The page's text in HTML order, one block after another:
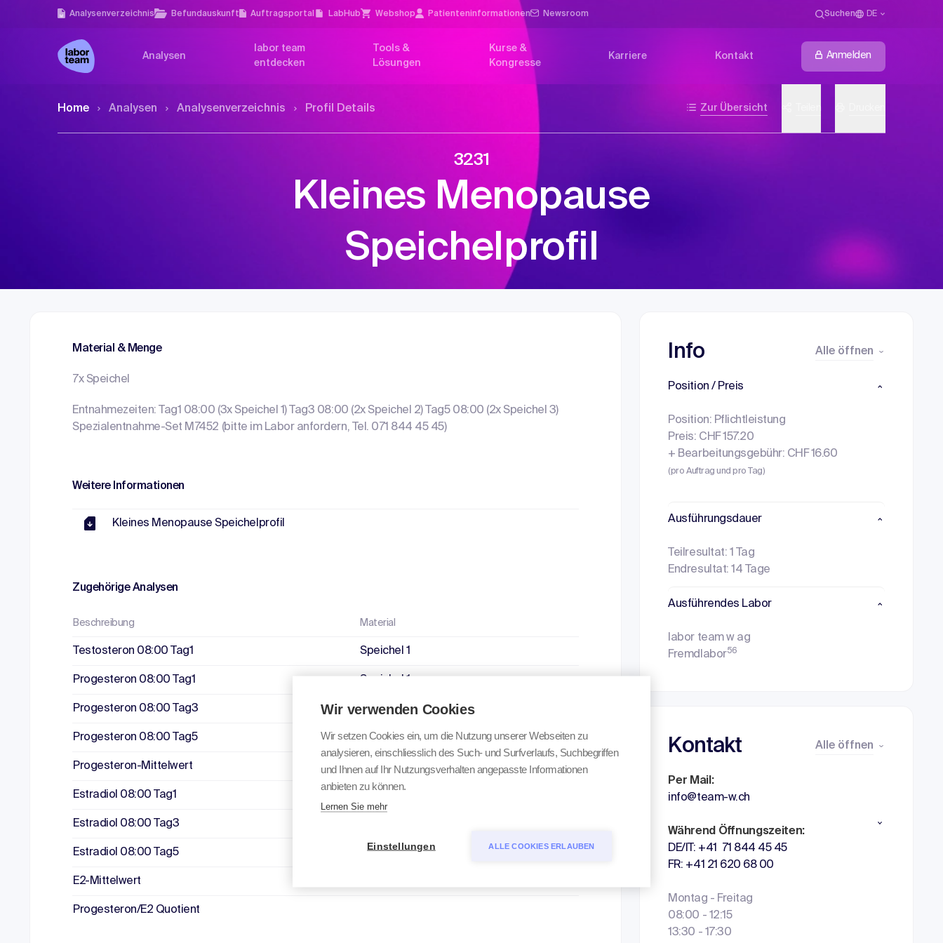
Analysen­verzeichnis Befundauskunft Auftragsportal LabHub Webshop Patienten­informationen Newsroom Suchen DE
Analysen
labor team
entdecken
Tools &
Lösungen
Kurse &
Kongresse
Karriere Kontakt Anmelden
Home Analysen Analysen­verzeichnis Profil Details Zur Übersicht
3231
Kleines Menopause
Speichelprofil
Material & Menge
7x Speichel
Entnahmezeiten: Tag1 08:00 (3x Speichel 1) Tag3 08:00 (2x Speichel 2) Tag5 08:00 (2x Speichel 3)
Spezialentnahme-Set M7452 (bitte im Labor anfordern, Tel. 071 844 45 45)
Weitere Informationen
Kleines Menopause Speichelprofil
Zugehörige Analysen
Beschreibung Material
Testosteron 08:00 Tag1 Speichel 1
Progesteron 08:00 Tag1 Speichel 1
Progesteron 08:00 Tag3 Speichel 2
Progesteron 08:00 Tag5 Speichel 3
Progesteron-Mittelwert
Estradiol 08:00 Tag1
Estradiol 08:00 Tag3
Estradiol 08:00 Tag5 Speichel 3
E2-Mittelwert
Progesteron/E2 Quotient
Info Alle öffnen
Position / Preis
Position: Pflichtleistung
Preis: CHF 157.20
+ Bearbeitungsgebühr: CHF 16.60
(pro Auftrag und pro Tag)
Ausführungsdauer
Teilresultat: 1 Tag
Endresultat: 14 Tage
Ausführendes Labor
labor team w ag
Fremdlabor56
Kontakt Alle öffnen
Per Mail:
info@team-w.ch
Während Öffnungszeiten:
DE/IT: +41 71 844 45 45
FR: +41 21 620 68 00
Montag - Freitag
08:00 - 12:15
13:30 - 17:30
Wir verwenden Cookies
Wir setzen Cookies ein, um die Nutzung unserer Webseiten zu
analysieren, einschliesslich des Such- und Surfverlaufs, Suchbegriffen
und Ihnen auf Ihr Nutzungsverhalten angepasste Informationen
anbieten zu können.
Lernen Sie mehr
Einstellungen ALLE COOKIES ERLAUBEN